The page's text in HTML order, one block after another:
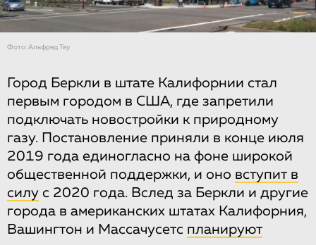
Фото: Альфред Тву
Город Беркли в штате Калифорнии стал
первым городом в США, где запретили
подключать новостройки к природному
газу. Постановление приняли в конце июля
2019 года единогласно на фоне широкой
общественной поддержки, и оно вступит в
силу с 2020 года. Вслед за Беркли и другие
города в американских штатах Калифорния,
Вашингтон и Массачусетс планируют